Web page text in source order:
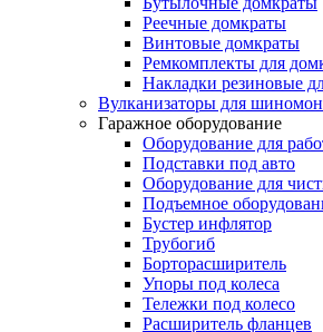
Реечные домкраты
Винтовые домкраты
Ремкомплекты для
Накладки резиновые
Вулканизаторы для
Гаражное оборудование
Оборудование для
Подставки под авто
Оборудование для
Подъемное
Бустер инфлятор
Трубогиб
Борторасширитель
Упоры под колеса
Тележки под колесо
Расширитель фланцев